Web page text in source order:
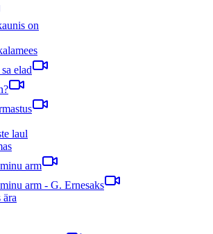
on
elad
laul
arm
arm - G. Ernesaks